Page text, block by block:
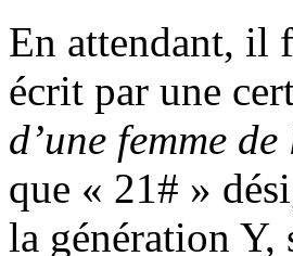
En attendant, il
écrit par une
d’une femme
que « 21# »
la génération Y,